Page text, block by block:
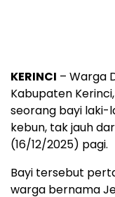
KERINCI – Warga
Kabupaten
seorang bayi laki-
kebun, tak jauh
(16/12/2025) pagi.
Bayi tersebut
warga bernama